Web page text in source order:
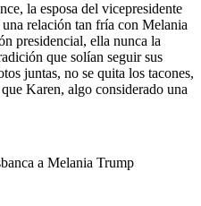
la esposa del vicepresidente
relación tan fría con Melania
presidencial, ella nunca la
que solían seguir sus
juntas, no se quita los tacones,
Karen, algo considerado una
a Melania Trump